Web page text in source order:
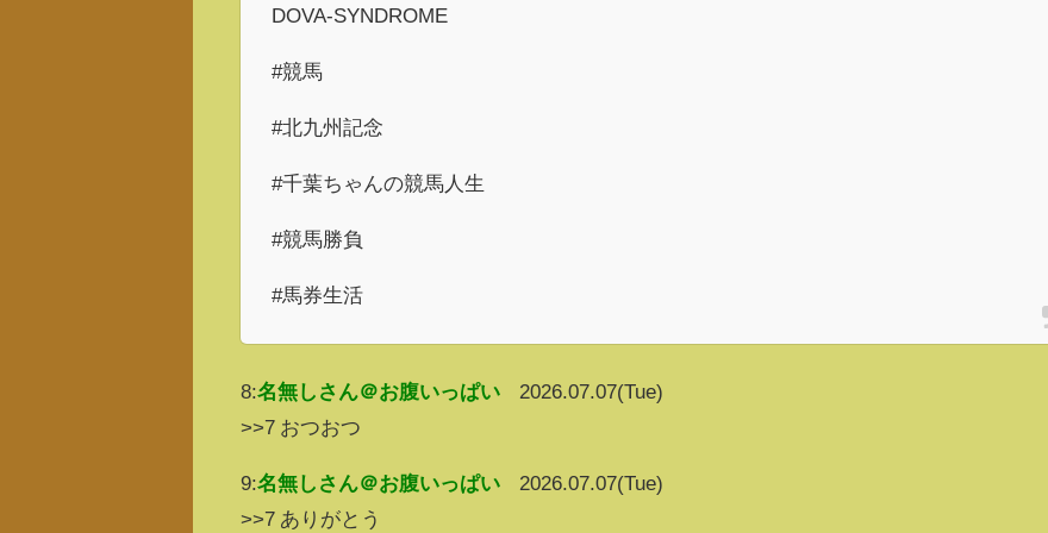
DOVA-SYNDROME
#競馬
#北九州記念
#千葉ちゃんの競馬人生
#競馬勝負
#馬券生活
8:名無しさん＠お腹いっぱい
2026.07.07(Tue)
>>7 おつおつ
9:名無しさん＠お腹いっぱい
2026.07.07(Tue)
>>7 ありがとう